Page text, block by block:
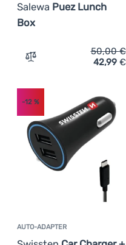
Salewa Puez Lunch
Box
Zum Vergleich
50,00€
42,99 €
AUTO-ADAPTER
-12 %